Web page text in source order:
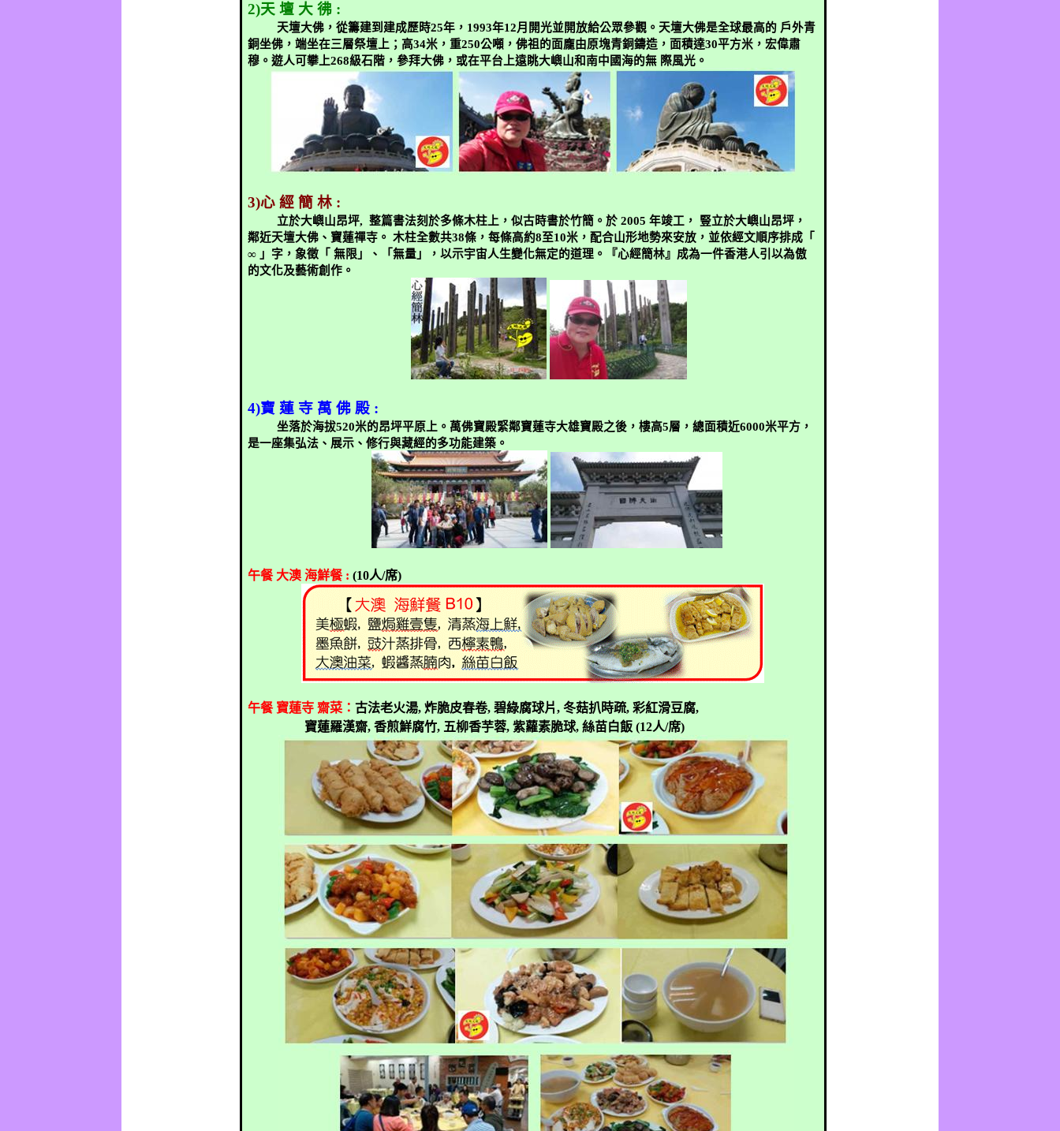
2)天 壇 大 彿:
天壇大佛，從籌建到建成歷時25年， 1993年12月開光並開放給公眾參觀。天壇大佛是全球最高的 戶外青
銅坐佛，端坐在三層祭壇上；高34米，重250公噸，佛祖的面龐由原塊青銅鑄造，面積達30平方米，宏偉肅
穆。遊人可攀上268級石階，參拜大佛，或在平台上遠眺大嶼山和南中國海的無 際風光。
3)心 經 簡 林:
立於大嶼山昂坪, 整篇書法刻於多條木柱上，似古時書於竹簡。於2005 年竣工，
豎立於大嶼山昂坪，
鄰近天壇大佛、寶蓮禪寺。 木柱全數共38條，每條高約8至10米，配合山形地勢來安放，並依經文順序排成「
∞ 」字，象徵「 無限」、「無量」，以示宇宙人生變化無定的道理。『心經簡林』成為一件香港人引以為傲
的文化及藝術創作。
4)寶 蓮 寺 萬 佛 殿:
坐落於海拔520米的昂坪平原上。萬佛寶殿緊鄰寶蓮寺大雄寶殿之後，樓高5層，總面積近6000米平方，
是一座集弘法、展示、修行與藏經的多功能建築。
午餐 大澳 海鮮餐: (10人/席)
午餐 寶蓮寺 齋菜： 古法老火湯, 炸脆皮春卷, 碧綠腐球片, 冬菇扒時疏, 彩紅滑豆腐,
寶蓮羅漢齋, 香煎鮮腐竹, 五柳香芋蓉, 紫蘿素脆球, 絲苗白飯(12人/席)